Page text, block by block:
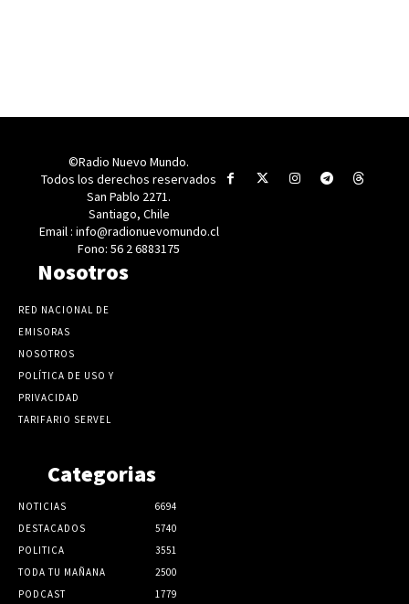
©Radio Nuevo Mundo.
Todos los derechos reservados
San Pablo 2271.
Santiago, Chile
Email : info@radionuevomundo.cl
Fono: 56 2 6883175
Nosotros
RED NACIONAL DE
EMISORAS
NOSOTROS
POLÍTICA DE USO Y
PRIVACIDAD
TARIFARIO SERVEL
Categorias
NOTICIAS
6694
DESTACADOS
5740
POLITICA
3551
TODA TU MAÑANA
2500
PODCAST
1779